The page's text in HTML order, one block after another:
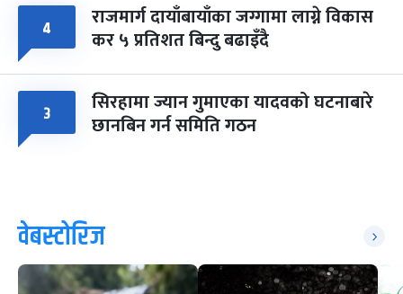
४ राजमार्ग दायाँबायाँका जग्गामा लाग्ने विकास
कर ५ प्रतिशत बिन्दु बढाइँदै
३ सिरहामा ज्यान गुमाएका यादवको घटनाबारे
छानबिन गर्न समिति गठन
वेबस्टोरिज